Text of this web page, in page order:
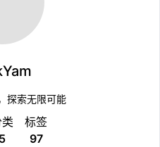
探索无限可能
5
标签
97